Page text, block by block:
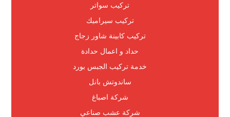
تركيب سواتر
تركيب سيراميك
تركيب كابينة شاور زجاج
حداد و اعمال حدادة
خدمة تركيب الجبس بورد
ساندوتش بانل
شركة اصباغ
شركة عشب صناعي